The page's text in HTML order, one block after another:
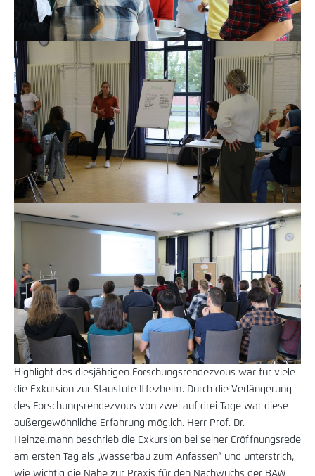
Highlight des diesjährigen Forschungsrendezvous war für viele
die Exkursion zur Staustufe Iffezheim. Durch die Verlängerung
des Forschungsrendezvous von zwei auf drei Tage war diese
außergewöhnliche Erfahrung möglich. Herr Prof. Dr.
Heinzelmann beschrieb die Exkursion bei seiner Eröffnungsrede
am ersten Tag als „Wasserbau zum Anfassen“ und unterstrich,